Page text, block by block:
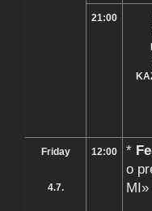
21:00
Friday
4.7.
12:00 *
o